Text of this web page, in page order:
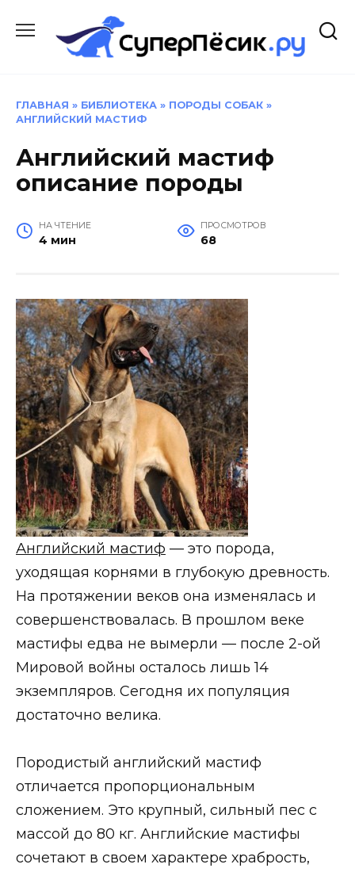
содержанию
ГЛАВНАЯ » БИБЛИОТЕКА » ПОРОДЫ СОБАК »
АНГЛИЙСКИЙ МАСТИФ
Английский мастиф
описание породы
НА ЧТЕНИЕ
4 мин
ПРОСМОТРОВ
68
Английский мастиф — это порода,
уходящая корнями в глубокую древность.
На протяжении веков она изменялась и
совершенствовалась. В прошлом веке
мастифы едва не вымерли — после 2-ой
Мировой войны осталось лишь 14
экземпляров. Сегодня их популяция
достаточно велика.
Породистый английский мастиф
отличается пропорциональным
сложением. Это крупный, сильный пес с
массой до 80 кг. Английские мастифы
сочетают в своем характере храбрость,